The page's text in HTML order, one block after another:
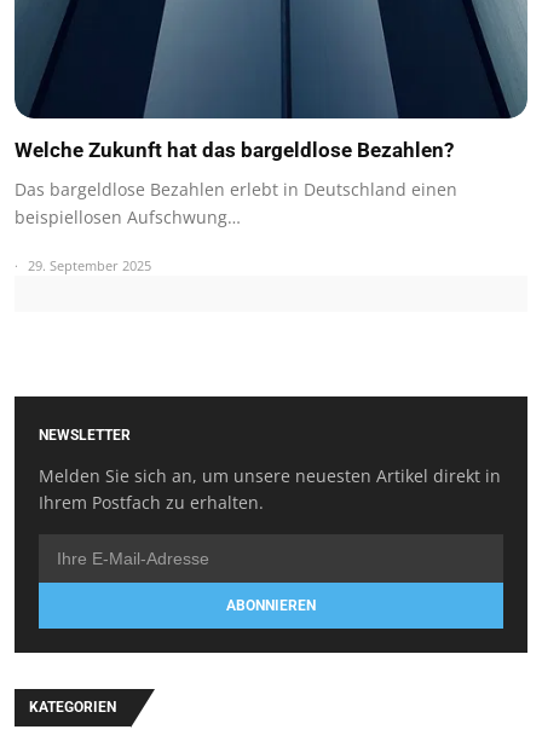
Welche Zukunft hat das bargeldlose Bezahlen?
Das bargeldlose Bezahlen erlebt in Deutschland einen
beispiellosen Aufschwung…
29. September 2025
NEWSLETTER
Melden Sie sich an, um unsere neuesten Artikel direkt in
Ihrem Postfach zu erhalten.
ABONNIEREN
KATEGORIEN